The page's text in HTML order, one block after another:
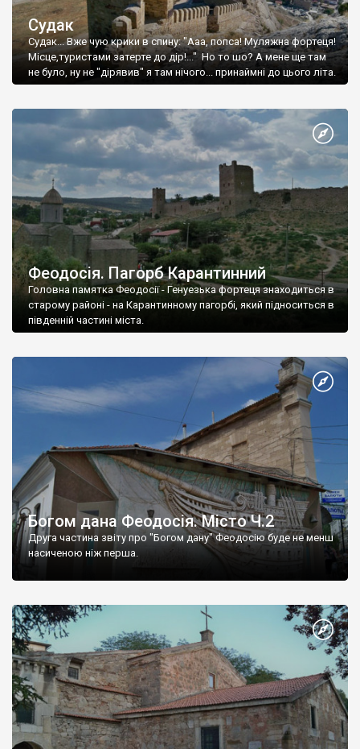
Судак
Судак... Вже чую крики в спину: "Ааа, попса! Муляжна фортеця!
Місце,туристами затерте до дір!..." Но то шо? А мене ще там
не було, ну не "дірявив" я там нічого... принаймні до цього літа.
Феодосія. Пагорб Карантинний
Головна памятка Феодосії - Генуезька фортеця знаходиться в
старому районі - на Карантинному пагорбі, який підноситься в
південній частині міста.
Богом дана Феодосія. Місто Ч.2
Друга частина звіту про "Богом дану" Феодосію буде не менш
насиченою ніж перша.